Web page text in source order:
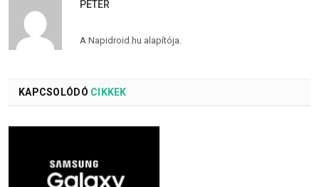
PÉTER
A Napidroid.hu alapítója.
KAPCSOLÓDÓ CIKKEK